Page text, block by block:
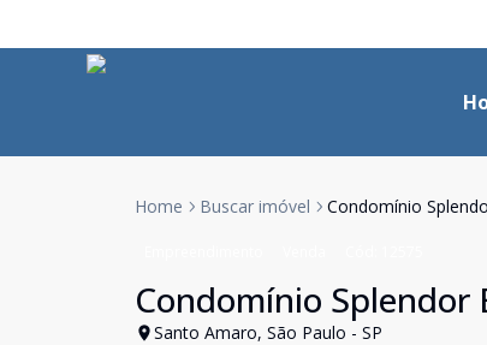
Home Buscar imóvel Condomínio
Condomínio Splendor
Santo Amaro, São Paulo - SP